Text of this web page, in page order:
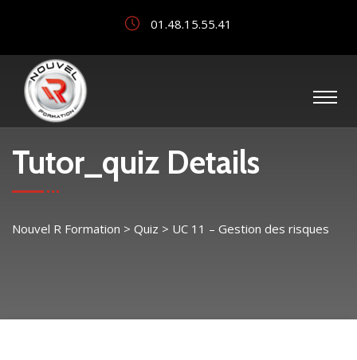
01.48.15.55.41
Tutor_quiz Details
Nouvel R Formation > Quiz > UC 11 – Gestion des risques